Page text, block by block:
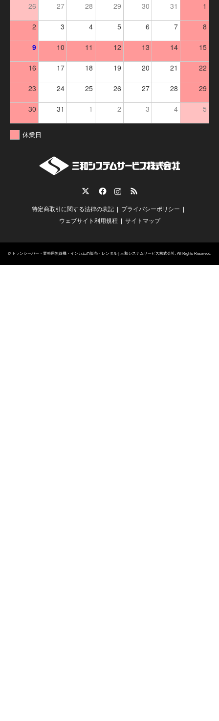
26 27 28 29 30 31 1
2 3 4 5 6 7 8
9 10 11 12 13 14 15
16 17 18 19 20 21 22
23 24 25 26 27 28 29
30 31 1 2 3 4 5
休業日
RSS
特定商取引に関する法律の表記
プライバシーポリシー
ウェブサイト利用規程
サイトマップ
© トランシーバー・業務用無線機・インカムの販売・レンタル | 三和システムサービス株式会社. All Rights Reserved.